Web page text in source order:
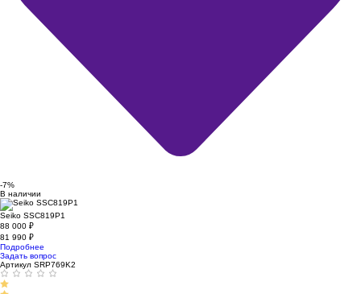
-7%
В наличии
Seiko SSC819P1
88 000 ₽
81 990 ₽
Подробнее
Задать вопрос
Артикул SRP769K2